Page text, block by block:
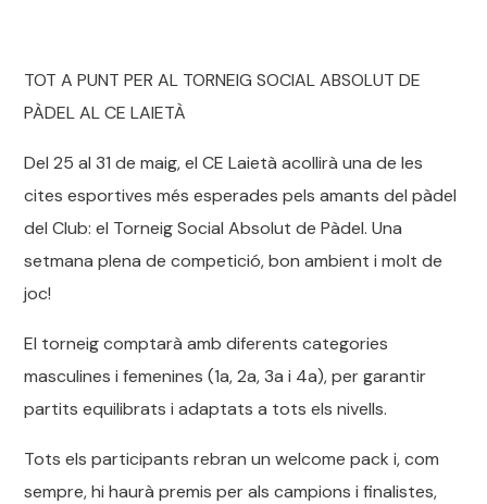
TOT A PUNT PER AL TORNEIG SOCIAL ABSOLUT DE
PÀDEL AL CE LAIETÀ
Del 25 al 31 de maig, el CE Laietà acollirà una de les
cites esportives més esperades pels amants del pàdel
del Club: el Torneig Social Absolut de Pàdel. Una
setmana plena de competició, bon ambient i molt de
joc!
El torneig comptarà amb diferents categories
masculines i femenines (1a, 2a, 3a i 4a), per garantir
partits equilibrats i adaptats a tots els nivells.
Tots els participants rebran un welcome pack i, com
sempre, hi haurà premis per als campions i finalistes,